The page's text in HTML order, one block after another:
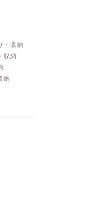
・収納
収納
納